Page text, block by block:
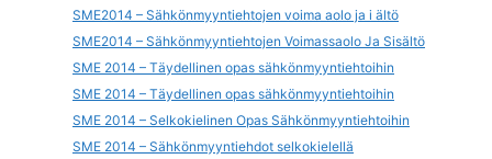
SME2014 – Sähkönmyyntiehtojen voima aolo ja i ältö
SME2014 – Sähkönmyyntiehtojen Voimassaolo Ja Sisältö
SME 2014 – Täydellinen opas sähkönmyyntiehtoihin
SME 2014 – Täydellinen opas sähkönmyyntiehtoihin
SME 2014 – Selkokielinen Opas Sähkönmyyntiehtoihin
SME 2014 – Sähkönmyyntiehdot selkokielellä